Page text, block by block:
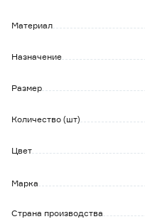
- можно использовать
применения;
- состав: вискоза 70%,
Материал
Назначение
Размер
Количество (шт)
Цвет
Марка
Страна производства